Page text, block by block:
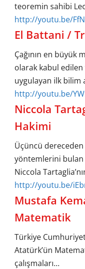
teoremin sahibi
http://youtu.be/
El Battani /
Çağının en
olarak kabul
uygulayan ilk bilim
http://youtu.be/
Niccola
Hakimi
Üçüncü
yöntemlerini
Niccola
http://youtu.be/
Mustafa
Matematik
Türkiye
Atatürk’ün
çalışmaları…